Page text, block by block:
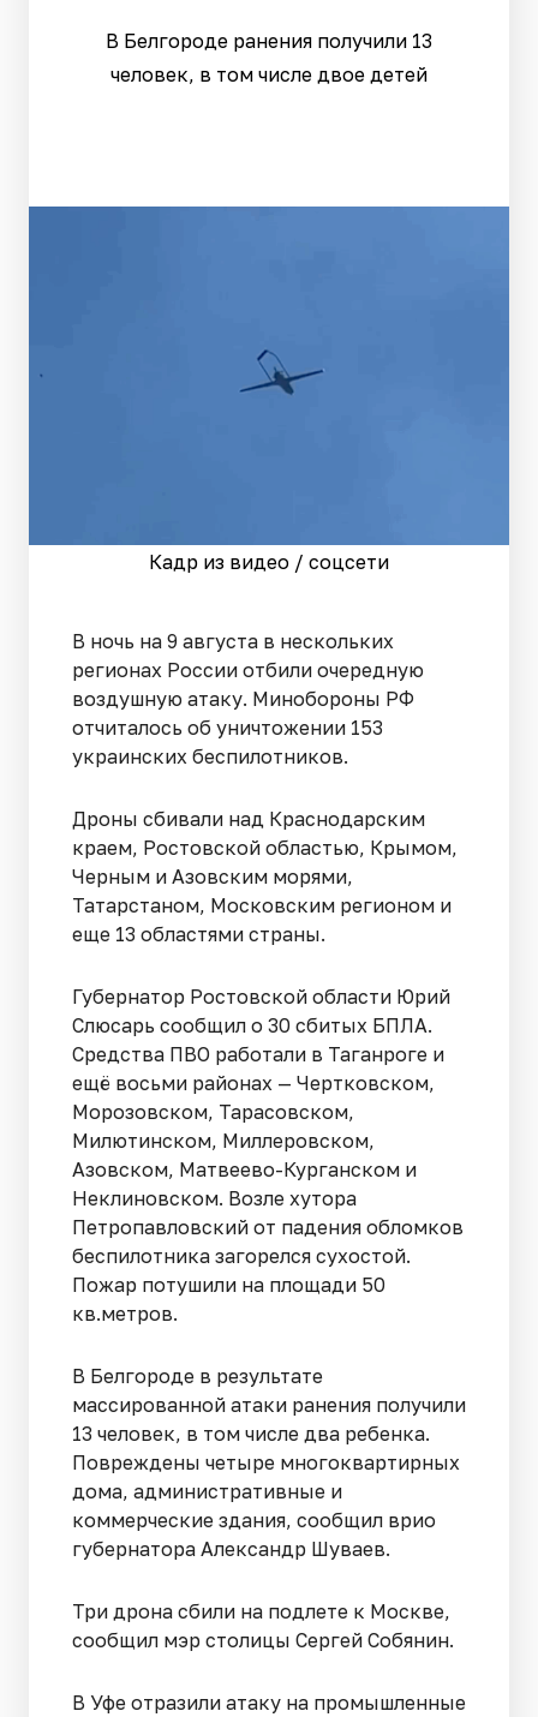
В Белгороде ранения получили 13
человек, в том числе двое детей
Кадр из видео / соцсети
В ночь на 9 августа в нескольких
регионах России отбили очередную
воздушную атаку. Минобороны РФ
отчиталось об уничтожении 153
украинских беспилотников.
Дроны сбивали над Краснодарским
краем, Ростовской областью, Крымом,
Черным и Азовским морями,
Татарстаном, Московским регионом и
еще 13 областями страны.
Губернатор Ростовской области Юрий
Слюсарь сообщил о 30 сбитых БПЛА.
Средства ПВО работали в Таганроге и
ещё восьми районах — Чертковском,
Морозовском, Тарасовском,
Милютинском, Миллеровском,
Азовском, Матвеево-Курганском и
Неклиновском. Возле хутора
Петропавловский от падения обломков
беспилотника загорелся сухостой.
Пожар потушили на площади 50
кв.метров.
В Белгороде в результате
массированной атаки ранения получили
13 человек, в том числе два ребенка.
Повреждены четыре многоквартирных
дома, административные и
коммерческие здания, сообщил врио
губернатора Александр Шуваев.
Три дрона сбили на подлете к Москве,
сообщил мэр столицы Сергей Собянин.
В Уфе отразили атаку на промышленные